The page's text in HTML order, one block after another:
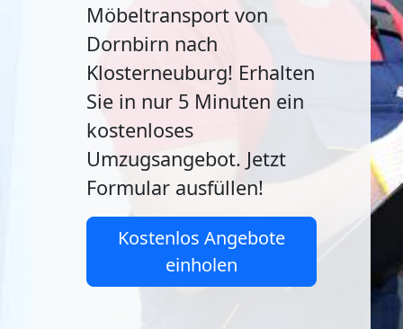
Möbeltransport von
Dornbirn nach
Klosterneuburg! Erhalten
Sie in nur 5 Minuten ein
kostenloses
Umzugsangebot. Jetzt
Formular ausfüllen!
Kostenlos Angebote
einholen